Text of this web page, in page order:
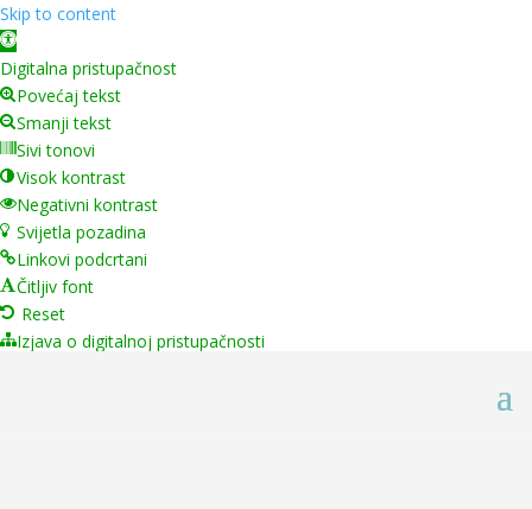
Skip to content
Open toolbar
Digitalna pristupačnost
Povećaj tekst
Smanji tekst
Sivi tonovi
Visok kontrast
Negativni kontrast
Svijetla pozadina
Linkovi podcrtani
Čitljiv font
Reset
Izjava o digitalnoj pristupačnosti